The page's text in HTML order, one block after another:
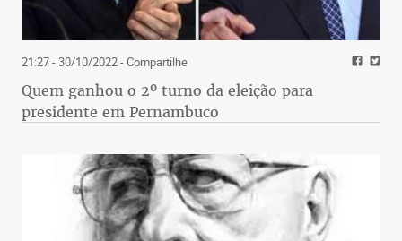
21:27 - 30/10/2022- Compartilhe
Quem ganhou o 2º turno da eleição para
presidente em Pernambuco